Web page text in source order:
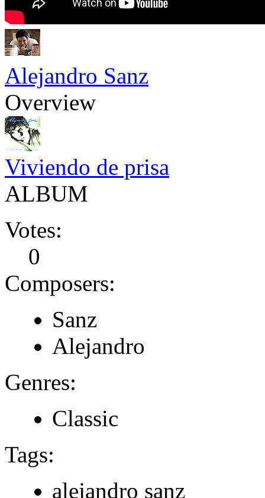
Alejandro Sanz
Overview
Viviendo de prisa
ALBUM
Votes:
0
Composers:
Sanz
Alejandro
Genres:
Classic
Tags:
alejandro sanz